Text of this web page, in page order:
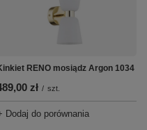
RENO mosiądz Argon 1034
zł / szt.
Dodaj do porównania